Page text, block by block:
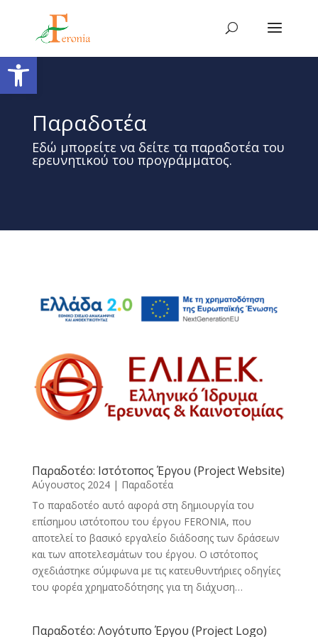
Ανοίξτε τη γραμμή εργαλείων
Παραδοτέα
Εδώ μπορείτε να δείτε τα παραδοτέα του
ερευνητικού του προγράμματος.
Παραδοτέο: Ιστότοπος Έργου (Project Website)
Αύγουστος 2024| Παραδοτέα
Το παραδοτέο αυτό αφορά στη δημιουργία του
επίσημου ιστότοπου του έργου FERONIA, που
αποτελεί το βασικό εργαλείο διάδοσης των δράσεων
και των αποτελεσμάτων του έργου. Ο ιστότοπος
σχεδιάστηκε σύμφωνα με τις κατευθυντήριες οδηγίες
του φορέα χρηματοδότησης για τη διάχυση…
Παραδοτέο: Λογότυπο Έργου (Project Logo)